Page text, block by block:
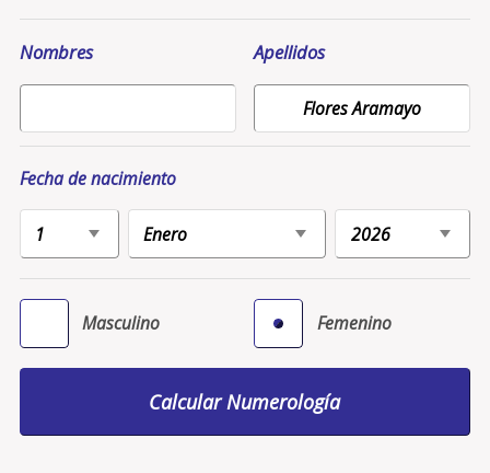
Nombres Apellidos
Fecha de nacimiento
Masculino Femenino